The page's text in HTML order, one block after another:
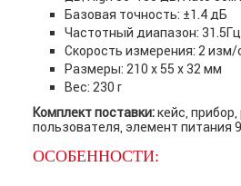
Базовая точность: ±1.4 дБ
Частотный диапазон:
Скорость измерения: 2 изм/
Размеры: 210 х 55 х 32 мм
Вес: 230 г
Комплект поставки:кейс,
пользователя, элемент питания
ОСОБЕННОСТИ: